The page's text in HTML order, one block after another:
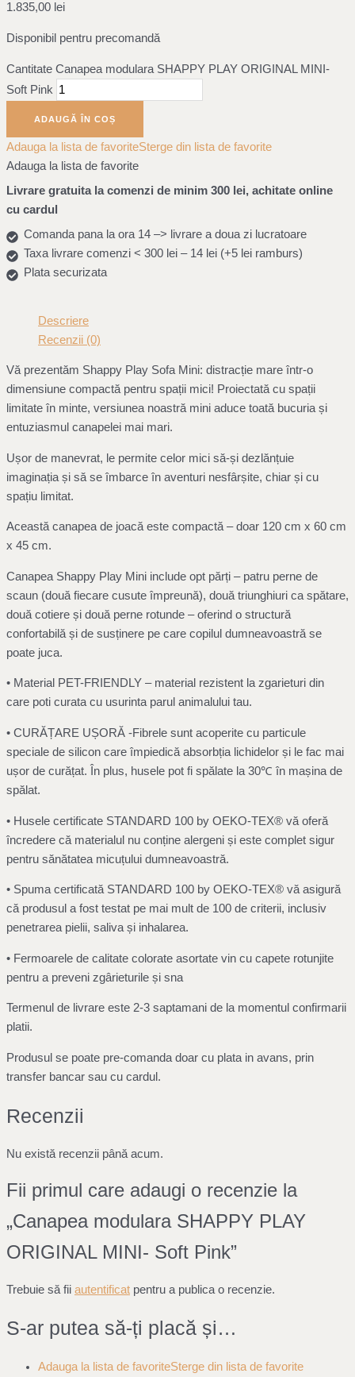
1.835,00 lei
Disponibil pentru precomandă
Cantitate Canapea modulara SHAPPY PLAY ORIGINAL MINI-
Soft Pink
ADAUGĂ ÎN COȘ
Adauga la lista de favoriteSterge din lista de favorite
Adauga la lista de favorite
Livrare gratuita la comenzi de minim 300 lei, achitate online
cu cardul
Comanda pana la ora 14 –> livrare a doua zi lucratoare
Taxa livrare comenzi < 300 lei – 14 lei (+5 lei ramburs)
Plata securizata
Descriere
Recenzii (0)
Vă prezentăm Shappy Play Sofa Mini: distracție mare într-o
dimensiune compactă pentru spații mici! Proiectată cu spații
limitate în minte, versiunea noastră mini aduce toată bucuria și
entuziasmul canapelei mai mari.
Ușor de manevrat, le permite celor mici să-și dezlănțuie
imaginația și să se îmbarce în aventuri nesfârșite, chiar și cu
spațiu limitat.
Această canapea de joacă este compactă – doar 120 cm x 60 cm
x 45 cm.
Canapea Shappy Play Mini include opt părți – patru perne de
scaun (două fiecare cusute împreună), două triunghiuri ca spătare,
două cotiere și două perne rotunde – oferind o structură
confortabilă și de susținere pe care copilul dumneavoastră se
poate juca.
• Material PET-FRIENDLY – material rezistent la zgarieturi din
care poti curata cu usurinta parul animalului tau.
• CURĂȚARE UȘORĂ -Fibrele sunt acoperite cu particule
speciale de silicon care împiedică absorbția lichidelor și le fac mai
ușor de curățat. În plus, husele pot fi spălate la 30℃ în mașina de
spălat.
• Husele certificate STANDARD 100 by OEKO-TEX® vă oferă
încredere că materialul nu conține alergeni și este complet sigur
pentru sănătatea micuțului dumneavoastră.
• Spuma certificată STANDARD 100 by OEKO-TEX® vă asigură
că produsul a fost testat pe mai mult de 100 de criterii, inclusiv
penetrarea pielii, saliva și inhalarea.
• Fermoarele de calitate colorate asortate vin cu capete rotunjite
pentru a preveni zgârieturile și sna
Termenul de livrare este 2-3 saptamani de la momentul confirmarii
platii.
Produsul se poate pre-comanda doar cu plata in avans, prin
transfer bancar sau cu cardul.
Recenzii
Nu există recenzii până acum.
Fii primul care adaugi o recenzie la
„Canapea modulara SHAPPY PLAY
ORIGINAL MINI- Soft Pink”
Trebuie să fii autentificat pentru a publica o recenzie.
S-ar putea să-ți placă și…
Adauga la lista de favoriteSterge din lista de favorite